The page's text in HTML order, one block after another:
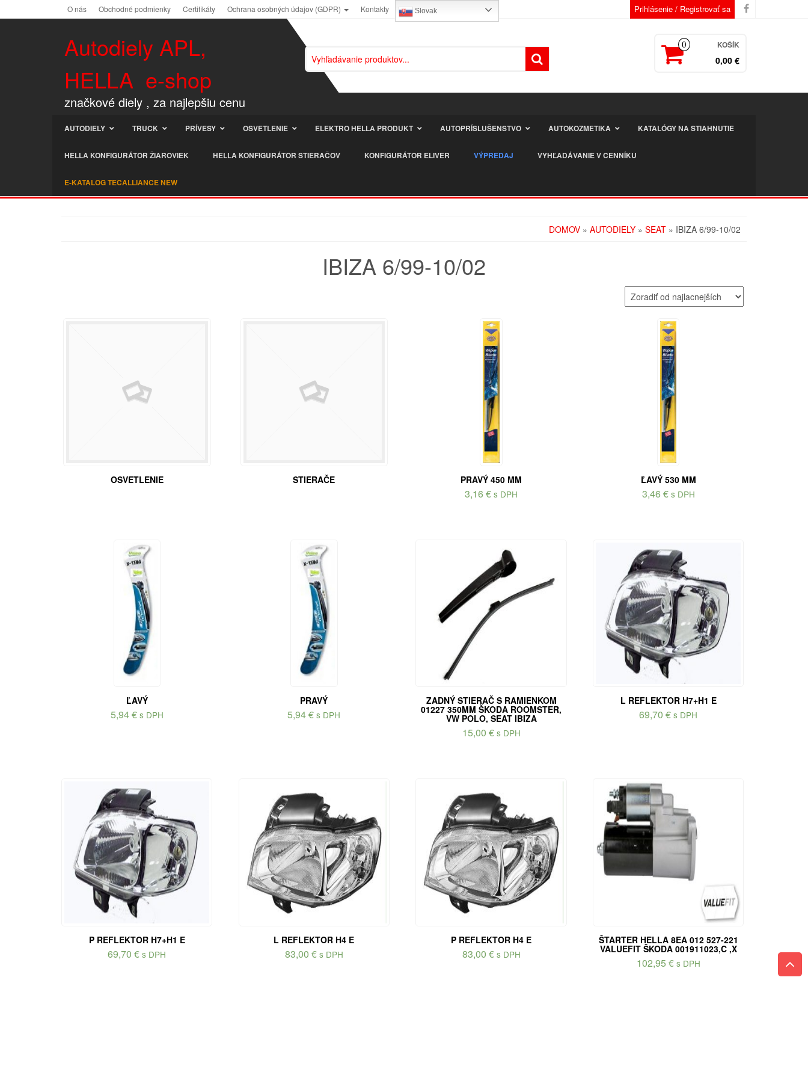
O nás Obchodné podmienky Certifikáty Ochrana osobných údajov (GDPR) Kontakty Slovak Prihlásenie / Registrovať sa
Autodiely APL,
HELLA e-shop
značkové diely , za najlepšiu cenu
0 KOŠÍK
0,00 €
AUTODIELY TRUCK PRÍVESY OSVETLENIE ELEKTRO HELLA PRODUKT AUTOPRÍSLUŠENSTVO AUTOKOZMETIKA KATALÓGY NA STIAHNUTIE
HELLA KONFIGURÁTOR ŽIAROVIEK HELLA KONFIGURÁTOR STIERAČOV KONFIGURÁTOR ELIVER VÝPREDAJ VYHĽADÁVANIE V CENNÍKU
E-KATALOG TECALLIANCE NEW
DOMOV » AUTODIELY » SEAT » IBIZA 6/99-10/02
IBIZA 6/99-10/02
OSVETLENIE STIERAČE PRAVÝ 450 MM
3,16€ s DPH
ĽAVÝ 530 MM
3,46€ s DPH
ĽAVÝ
5,94€ s DPH
PRAVÝ
5,94€ s DPH
ZADNÝ STIERAČ S RAMIENKOM
01227 350MM ŠKODA ROOMSTER,
VW POLO, SEAT IBIZA
15,00 € s DPH
L REFLEKTOR H7+H1 E
69,70€ s DPH
P REFLEKTOR H7+H1 E
69,70€ s DPH
L REFLEKTOR H4 E
83,00 € s DPH
P REFLEKTOR H4 E
83,00 € s DPH
ŠTARTER HELLA 8EA 012 527-221
VALUEFIT ŠKODA 001911023,C ,X
102,95 € s DPH